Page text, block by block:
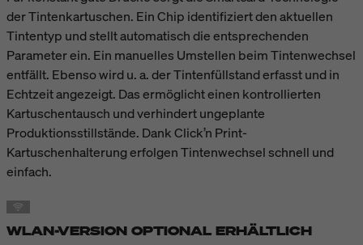
der Tintenkartuschen. Ein Chip identifiziert den aktuellen
Tintentyp und stellt automatisch die entsprechenden
Parameter ein. Ein manuelles Umstellen beim Tintenwechsel
entfällt. Ebenso wird u. a. der Tintenfüllstand erfasst und in
Echtzeit angezeigt. Das ermöglicht einen kontrollierten
Kartuschentausch und verhindert ungeplante
Produktionsstillstände. Dank Click’n Print-
Kartuschenhalterung erfolgen Tintenwechsel schnell und
einfach.
WLAN-VERSION OPTIONAL ERHÄLTLICH